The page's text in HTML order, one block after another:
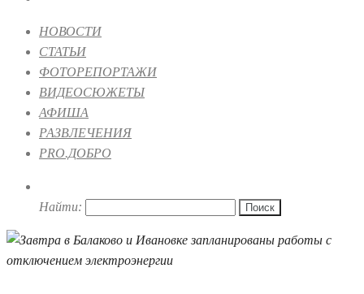
НОВОСТИ
СТАТЬИ
ФОТОРЕПОРТАЖИ
ВИДЕОСЮЖЕТЫ
АФИША
РАЗВЛЕЧЕНИЯ
PRO.ДОБРО
Найти: